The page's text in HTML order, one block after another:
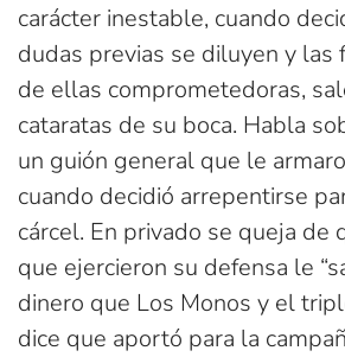
carácter inestable, cuando
dudas previas se diluyen y las
de ellas comprometedoras,
cataratas de su boca. Habla
un guión general que le
cuando decidió arrepentirse
cárcel. En privado se queja de
que ejercieron su defensa le
dinero que Los Monos y el
dice que aportó para la